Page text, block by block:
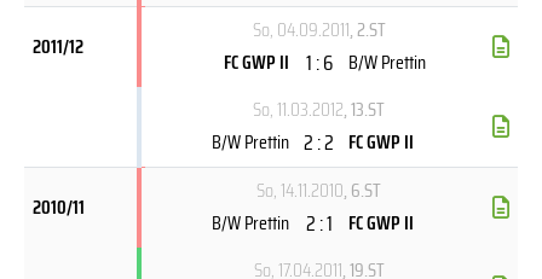
2011/12
So, 04.09.2011, 2.ST
FC GWP II 1 : 6 B/W Prettin
So, 11.03.2012, 13.ST
B/W Prettin 2 : 2 FC GWP II
2010/11
So, 14.11.2010, 6.ST
B/W Prettin 2 : 1 FC GWP II
So, 17.04.2011, 19.ST